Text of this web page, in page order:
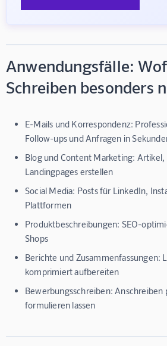
Anwendungsfälle:
Schreiben besonders
E-Mails und Korrespondenz:
Follow-ups und Anfragen in
Blog und Content Marketing:
Landingpages erstellen
Social Media: Posts für LinkedIn,
Plattformen
Produktbeschreibungen: SEO-
Shops
Berichte und Zusammenfassungen:
komprimiert aufbereiten
Bewerbungsschreiben: Anschreiben
formulieren lassen